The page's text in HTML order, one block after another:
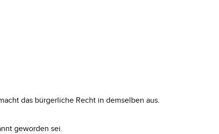
das bürgerliche Recht in demselben aus.
geworden sei.